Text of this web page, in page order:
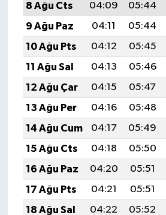
8 Ağu Cts
04:09 05:44
9 Ağu Paz
04:11 05:44
10 Ağu Pts
04:12 05:45
11 Ağu Sal
04:13 05:46
12 Ağu Çar
04:15 05:47
13 Ağu Per
04:16 05:48
14 Ağu Cum
04:17 05:49
15 Ağu Cts
04:18 05:50
16 Ağu Paz
04:20 05:51
17 Ağu Pts
04:21 05:51
18 Ağu Sal
04:22 05:52